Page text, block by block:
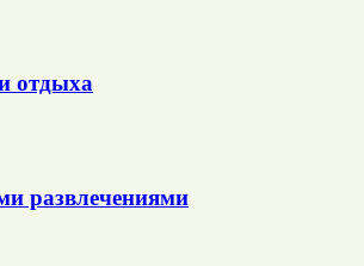
отдыха
развлечениями